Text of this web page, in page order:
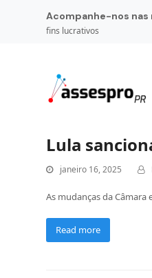
Acompanhe-nos nas
fins lucrativos
Lula
janeiro 16, 2025
As mudanças da
Read more